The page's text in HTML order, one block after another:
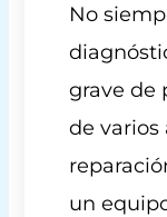
No
grave de
de varios
un